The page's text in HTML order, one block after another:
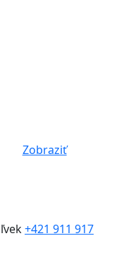
Zobraziť
+421 911 917